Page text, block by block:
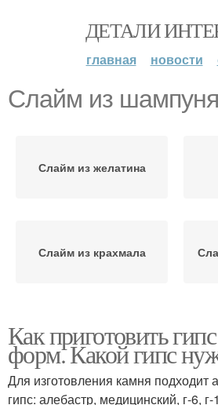
ДЕТАЛИ
главная новости
Слайм из шампуня
Слайм из желатина
Слайм из крахмала
Слайм из зубной пасты
Как приготовить
форм. Какой гипс
Для изготовления камня подходит
гипс: алебастр, медицинский, г-6, г-